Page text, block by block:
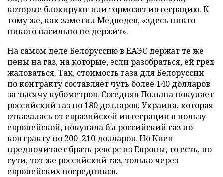
которые блокируют или тормозят интеграцию. К
тому же, как заметил Медведев, «здесь никто
никого насильно не держит».
На самом деле Белоруссию в ЕАЭС держат те же
цены на газ, на которые, если разобраться, ей грех
жаловаться. Так, стоимость газа для Белоруссии
по контракту составляет чуть более 140 долларов
за тысячу кубометров. Соседняя Польша покупает
российский газ по 180 долларов. Украина, которая
отказалась от евразийской интеграции в пользу
европейской, покупала бы российский газ по
контракту по 200–210 долларов. Но Киев
предпочитает брать реверс из Европы, то есть, по
сути, тот же российский газ, только через
европейских посредников.